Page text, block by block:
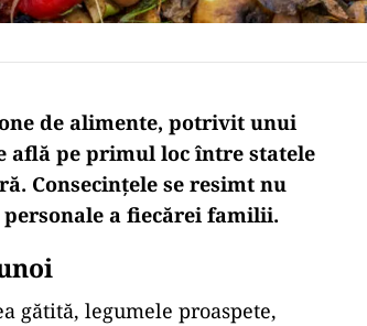
de alimente, potrivit unui
află pe primul loc între statele
Consecințele se resimt nu
a fiecărei familii.
gătită, legumele proaspete,